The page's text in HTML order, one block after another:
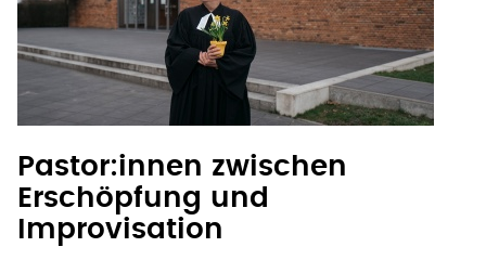
Pastor:innen zwischen
Erschöpfung und
Improvisation